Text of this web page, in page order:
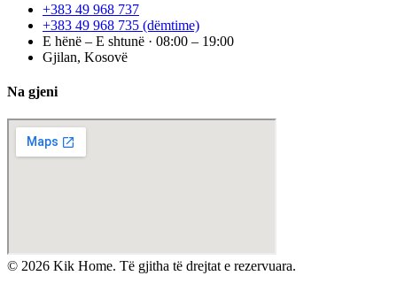
+383 49 968 737
+383 49 968 735 (dëmtime)
E hënë – E shtunë · 08:00 – 19:00
Gjilan, Kosovë
Na gjeni
© 2026 Kik Home. Të gjitha të drejtat e rezervuara.